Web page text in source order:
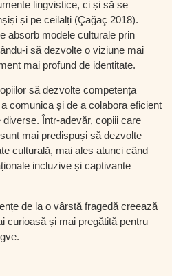
lingvistice, ci și să se
și pe ceilalți (Çağaç 2018).
absorb modele culturale prin
i să dezvolte o viziune mai
mai profund de identitate.
să dezvolte competența
comunica și de a colabora eficient
Într-adevăr, copiii care
mai predispuși să dezvolte
culturală, mai ales atunci când
incluzive și captivante
de la o vârstă fragedă creează
curioasă și mai pregătită pentru